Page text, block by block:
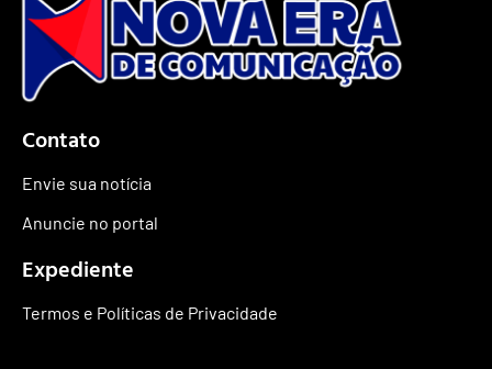
Contato
Envie sua notícia
Anuncie no portal
Expediente
Termos e Políticas de Privacidade